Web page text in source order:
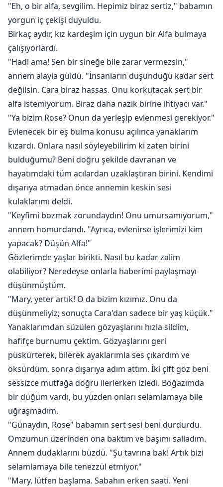
"Eh, o bir alfa, sevgilim. Hepimiz biraz sertiz," babamın
yorgun iç çekişi duyuldu.
Birkaç aydır, kız kardeşim için uygun bir Alfa bulmaya
çalışıyorlardı.
"Hadi ama! Sen bir sineğe bile zarar vermezsin,"
annem alayla güldü. "İnsanların düşündüğü kadar sert
değilsin. Cara biraz hassas. Onu korkutacak sert bir
alfa istemiyorum. Biraz daha nazik birine ihtiyacı var."
"Ya bizim Rose? Onun da yerleşip evlenmesi gerekiyor."
Evlenecek bir eş bulma konusu açılınca yanaklarım
kızardı. Onlara nasıl söyleyebilirim ki zaten birini
bulduğumu? Beni doğru şekilde davranan ve
hayatımdaki tüm acılardan uzaklaştıran birini. Kendimi
dışarıya atmadan önce annemin keskin sesi
kulaklarımı deldi.
"Keyfimi bozmak zorundaydın! Onu umursamıyorum,"
annem homurdandı. "Ayrıca, evlenirse işlerimizi kim
yapacak? Düşün Alfa!"
Gözlerimde yaşlar birikti. Nasıl bu kadar zalim
olabiliyor? Neredeyse onlarla haberimi paylaşmayı
düşünmüştüm.
"Mary, yeter artık! O da bizim kızımız. Onu da
düşünmeliyiz; sonuçta Cara'dan sadece bir yaş küçük."
Yanaklarımdan süzülen gözyaşlarını hızla sildim,
hafifçe burnumu çektim. Gözyaşlarını geri
püskürterek, bilerek ayaklarımla ses çıkardım ve
öksürdüm, sonra dışarıya adım attım. İki çift göz beni
sessizce mutfağa doğru ilerlerken izledi. Boğazımda
bir düğüm vardı, bu yüzden onları selamlamaya bile
uğraşmadım.
"Günaydın, Rose" babamın sert sesi beni durdurdu.
Omzumun üzerinden ona baktım ve başımı salladım.
Annem dudaklarını büzdü. "Şu tavrına bak! Artık bizi
selamlamaya bile tenezzül etmiyor."
"Mary, lütfen başlama. Sabahın erken saati. Yeni